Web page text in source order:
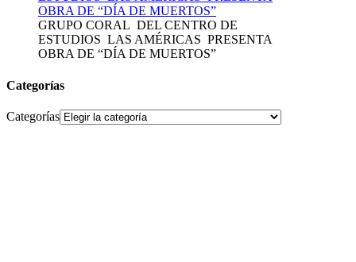
GRUPO CORAL DEL CENTRO DE
ESTUDIOS LAS AMÉRICAS PRESENTA
OBRA DE “DÍA DE MUERTOS”
Categorías
Categorías